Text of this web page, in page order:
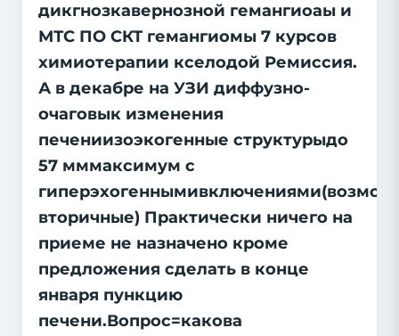
дикгнозкавернозной гемангиоаы и
МТС ПО СКТ гемангиомы 7 курсов
химиотерапии кселодой Ремиссия.
А в декабре на УЗИ диффузно-
очаговык изменения
печениизоэкогенные структурыдо
57 мммаксимум с
вторичные) Практически ничего на
приеме не назначено кроме
предложения сделать в конце
января пункцию
печени.Вопрос=какова